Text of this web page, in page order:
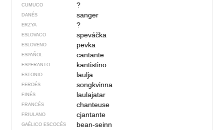
CUMUCO ?
DANÉS sanger
ERZYA ?
ESLOVACO speváčka
ESLOVENO pevka
ESPAÑOL cantante
ESPERANTO kantistino
ESTONIO laulja
FEROÉS songkvinna
FINÉS laulajatar
FRANCÉS chanteuse
FRIULANO cjantante
GAÉLICO ESCOCÉS bean-seinn